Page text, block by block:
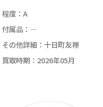
程度：A
付属品：―
その他詳細：十日町友禅
買取時期：2026年05月